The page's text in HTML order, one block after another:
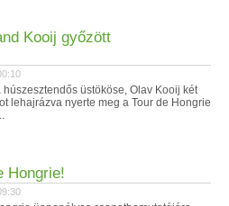
Kooij győzött
húszesztendős üstököse, Olav Kooij két
lehajrázva nyerte meg a Tour de Hongrie
Hongrie!